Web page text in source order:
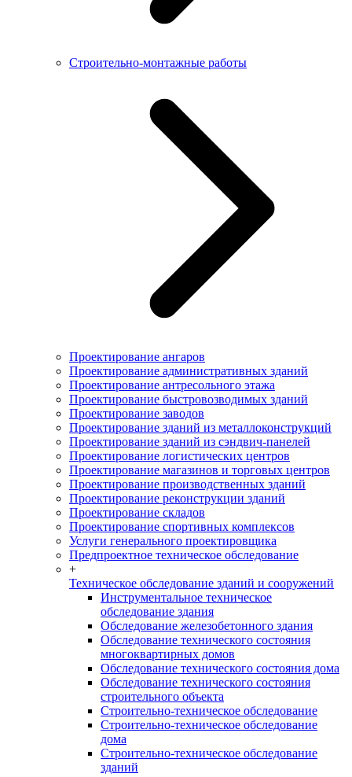
Строительно-монтажные работы
Проектирование ангаров
Проектирование административных зданий
Проектирование антресольного этажа
Проектирование быстровозводимых зданий
Проектирование заводов
Проектирование зданий из металлоконструкций
Проектирование зданий из сэндвич-панелей
Проектирование логистических центров
Проектирование магазинов и торговых центров
Проектирование производственных зданий
Проектирование реконструкции зданий
Проектирование складов
Проектирование спортивных комплексов
Услуги генерального проектировщика
Предпроектное техническое обследование
+
Техническое обследование зданий и сооружений
Инструментальное техническое
обследование здания
Обследование железобетонного здания
Обследование технического состояния
многоквартирных домов
Обследование технического состояния дома
Обследование технического состояния
строительного объекта
Строительно-техническое обследование
Строительно-техническое обследование
дома
Строительно-техническое обследование
зданий